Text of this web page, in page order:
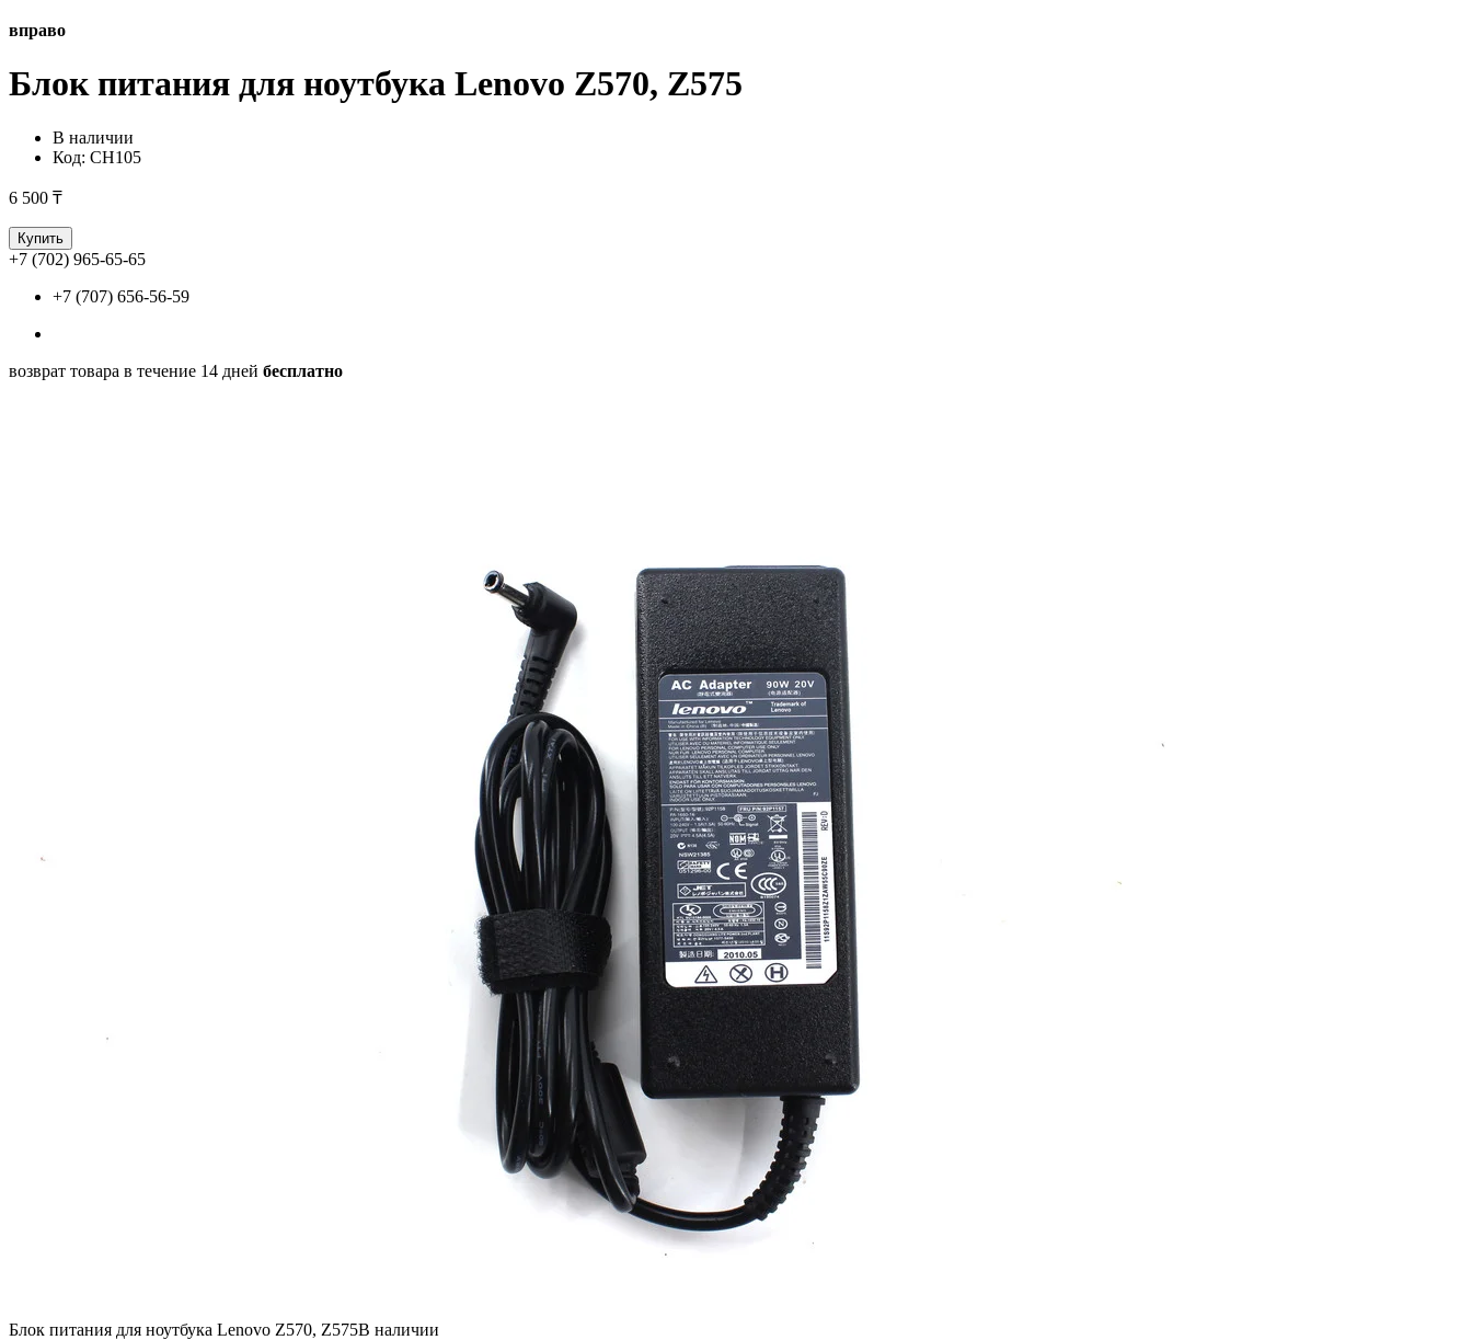
вправо
Блок питания для ноутбука Lenovo Z570, Z575
В наличии
Код: CH105
6 500 ₸
Купить
+7 (702) 965-65-65
+7 (707) 656-56-59
возврат товара в течение 14 дней бесплатно
Блок питания для ноутбука Lenovo Z570, Z575В наличии